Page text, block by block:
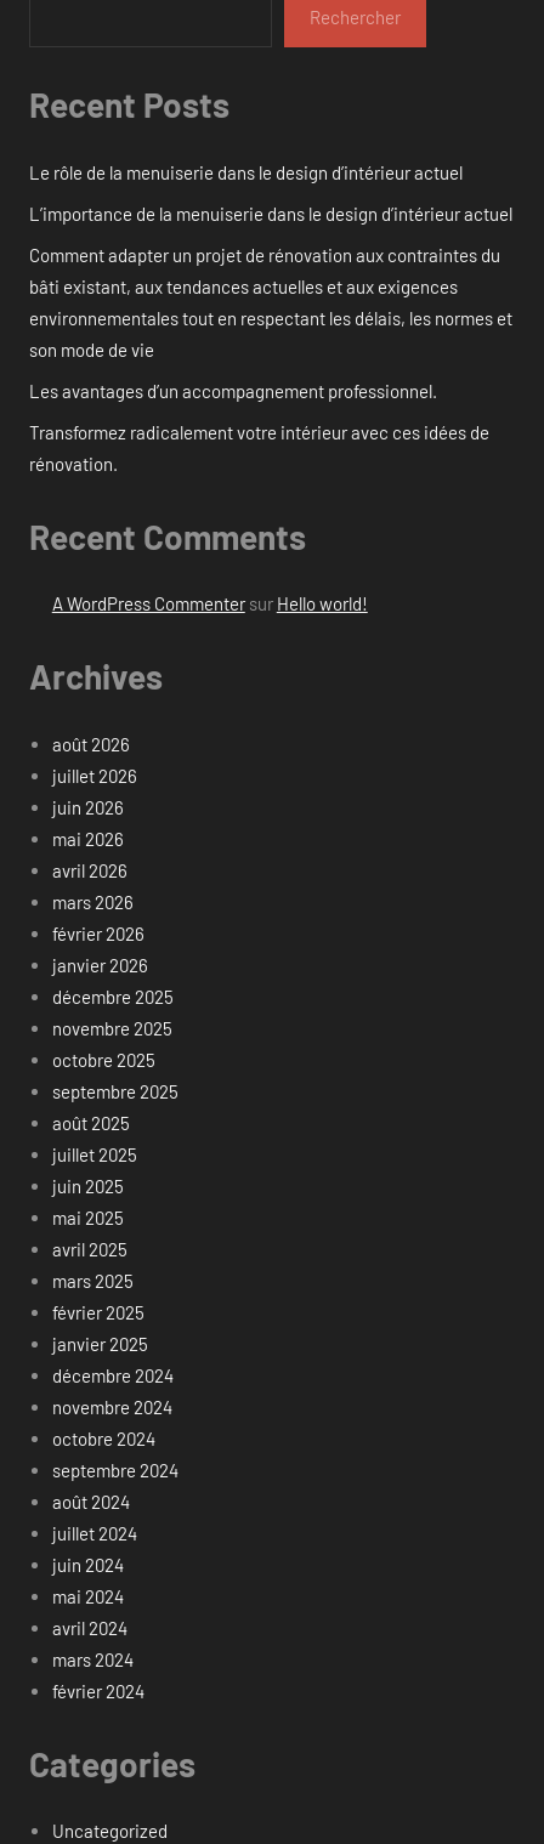
Rechercher
Recent Posts
Le rôle de la menuiserie dans le design d’intérieur actuel
L’importance de la menuiserie dans le design d’intérieur actuel
Comment adapter un projet de rénovation aux contraintes du
bâti existant, aux tendances actuelles et aux exigences
environnementales tout en respectant les délais, les normes et
son mode de vie
Les avantages d’un accompagnement professionnel.
Transformez radicalement votre intérieur avec ces idées de
rénovation.
Recent Comments
A WordPress Commentersur Hello world!
Archives
août 2026
juillet 2026
juin 2026
mai 2026
avril 2026
mars 2026
février 2026
janvier 2026
décembre 2025
novembre 2025
octobre 2025
septembre 2025
août 2025
juillet 2025
juin 2025
mai 2025
avril 2025
mars 2025
février 2025
janvier 2025
décembre 2024
novembre 2024
octobre 2024
septembre 2024
août 2024
juillet 2024
juin 2024
mai 2024
avril 2024
mars 2024
février 2024
Categories
Uncategorized